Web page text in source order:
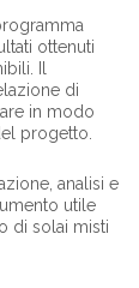
ottenuti
Il
di
in modo
progetto.
analisi e
utile
di solai misti